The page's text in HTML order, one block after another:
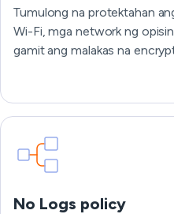
Tumulong na protektahan
Wi-Fi, mga network ng
gamit ang malakas na
No Logs policy